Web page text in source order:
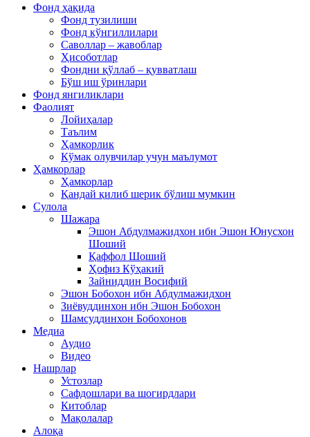
Фонд ҳақида
Фонд тузилиши
Фонд кўнгиллилари
Саволлар – жавоблар
Ҳисоботлар
Фондни қўллаб – қувватлаш
Бўш иш ўринлари
Фонд янгиликлари
Фаолият
Лойиҳалар
Таълим
Ҳамкорлик
Кўмак олувчилар учун маълумот
Ҳамкорлар
Ҳамкорлар
Қандай қилиб шерик бўлиш мумкин
Сулола
Шажара
Эшон Абдулмажидхон ибн Эшон Юнусхон
Шоший
Қаффол Шоший
Ҳофиз Кўҳакий
Зайниддин Восифий
Эшон Бобохон ибн Абдулмажидхон
Зиёвуддинхон ибн Эшон Бобохон
Шамсуддинхон Бобохонов
Медиа
Аудио
Видео
Нашрлар
Устозлар
Сафдошлари ва шогирдлари
Китоблар
Мақолалар
Алоқа